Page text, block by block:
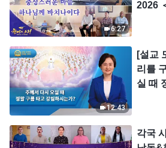
6:27
2026
12:43
[설교
리를
실 때
각국